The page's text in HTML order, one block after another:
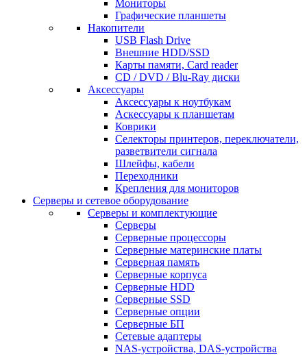
Мониторы
Графические планшеты
Накопители
USB Flash Drive
Внешние HDD/SSD
Карты памяти, Card reader
CD / DVD / Blu-Ray диски
Аксессуары
Аксессуары к ноутбукам
Аскессуары к планшетам
Коврики
Селекторы принтеров, переключатели,
разветвители сигнала
Шлейфы, кабели
Переходники
Крепления для мониторов
Серверы и сетевое оборудование
Серверы и комплектующие
Серверы
Серверные процессоры
Серверные материнские платы
Серверная память
Серверные корпуса
Серверные HDD
Серверные SSD
Серверные опции
Серверные БП
Сетевые адаптеры
NAS-устройства, DAS-устройства